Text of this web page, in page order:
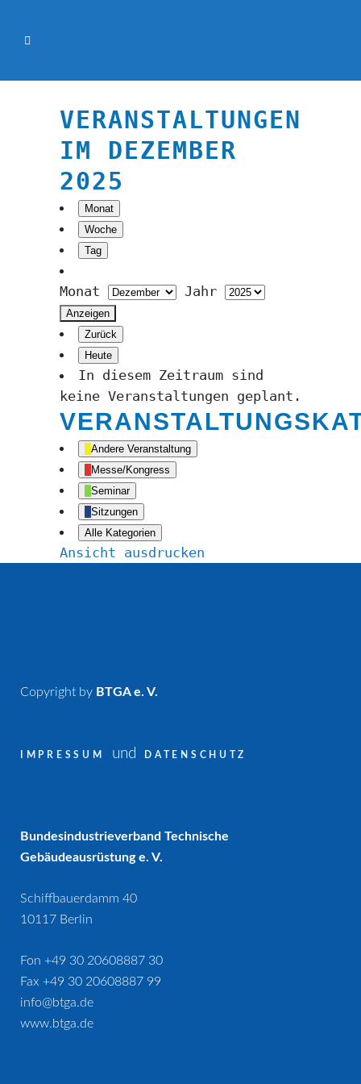
VERANSTALTUNGEN
IM DEZEMBER
2025
Monat
Woche
Tag
Monat Jahr
Zurück
Heute
In diesem Zeitraum sind
keine Veranstaltungen geplant.
Andere Veranstaltung
Messe/Kongress
Seminar
Sitzungen
Alle Kategorien
Ansicht ausdrucken
Copyright by BTGA e. V.
IMPRESSUM und DATENSCHUTZ
Bundesindustrieverband Technische
Gebäudeausrüstung e. V.
Schiffbauerdamm 40
10117 Berlin
Fon +49 30 20608887 30
Fax +49 30 20608887 99
info@btga.de
www.btga.de